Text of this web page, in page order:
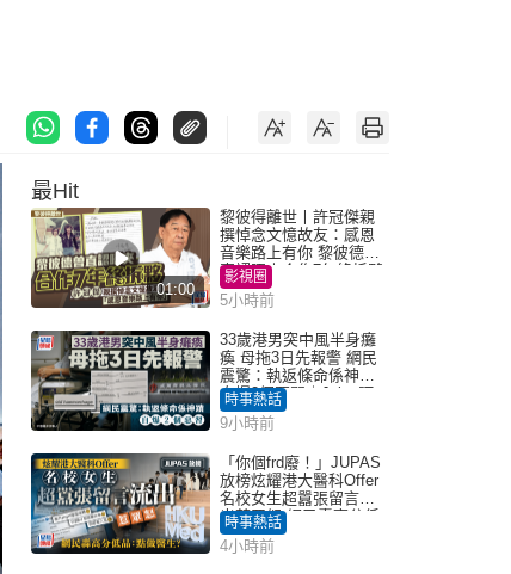
最Hit
01:00
黎彼得離世丨許冠傑親
撰悼念文憶故友：感恩
音樂路上有你 黎彼德曾
直認唔夾合作7年終拆夥
影視圈
5小時前
33歲港男突中風半身癱
瘓 母拖3日先報警 網民
震驚：執返條命係神蹟
自爆2個惡習｜Juicy叮
時事熱話
9小時前
「你個frd廢！」JUPAS
放榜炫耀港大醫科Offer
名校女生超囂張留言流
出惹眾怒 網民轟高分低
品：點做醫生？｜Juicy
叮
時事熱話
4小時前